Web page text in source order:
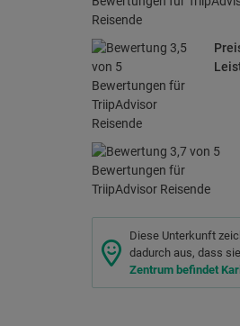
Diese Unterkunft
dadurch aus, dass
Zentrum befindet